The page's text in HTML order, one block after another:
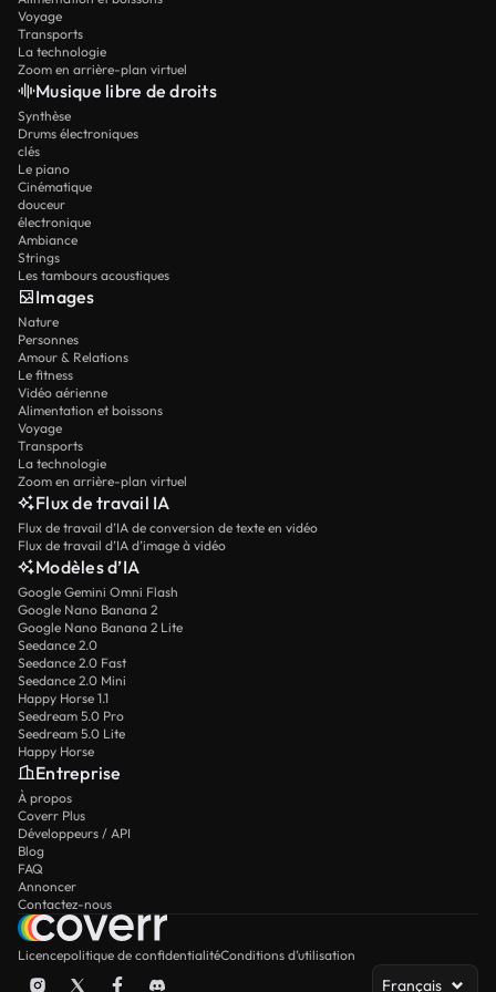
Voyage
Transports
La technologie
Zoom en arrière-plan virtuel
Musique libre de droits
Synthèse
Drums électroniques
clés
Le piano
Cinématique
douceur
électronique
Ambiance
Strings
Les tambours acoustiques
Images
Nature
Personnes
Amour & Relations
Le fitness
Vidéo aérienne
Alimentation et boissons
Voyage
Transports
La technologie
Zoom en arrière-plan virtuel
Flux de travail IA
Flux de travail d’IA de conversion de texte en vidéo
Flux de travail d’IA d’image à vidéo
Modèles d’IA
Google Gemini Omni Flash
Google Nano Banana 2
Google Nano Banana 2 Lite
Seedance 2.0
Seedance 2.0 Fast
Seedance 2.0 Mini
Happy Horse 1.1
Seedream 5.0 Pro
Seedream 5.0 Lite
Happy Horse
Entreprise
À propos
Coverr Plus
Développeurs / API
Blog
FAQ
Annoncer
Contactez-nous
Licencepolitique de confidentialitéConditions d’utilisation
Français